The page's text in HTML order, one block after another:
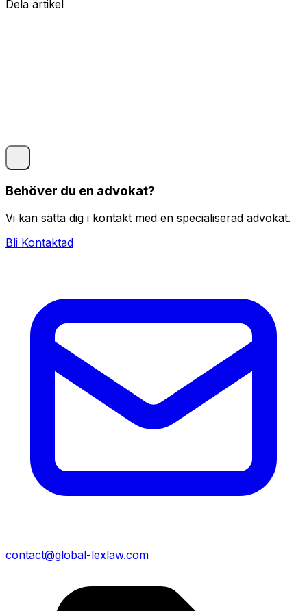
Dela artikel
Behöver du en advokat?
Vi kan sätta dig i kontakt med en specialiserad advokat.
Bli Kontaktad
contact@global-lexlaw.com